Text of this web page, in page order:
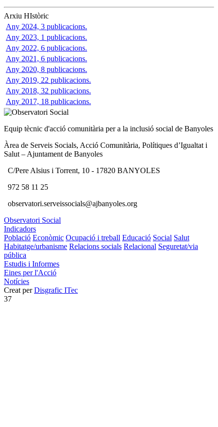
Arxiu HIstòric
Any 2024, 3 publicacions.
Any 2023, 1 publicacions.
Any 2022, 6 publicacions.
Any 2021, 6 publicacions.
Any 2020, 8 publicacions.
Any 2019, 22 publicacions.
Any 2018, 32 publicacions.
Any 2017, 18 publicacions.
Equip tècnic d'acció comunitària per a la inclusió social de Banyoles
Àrea de Serveis Socials, Acció Comunitària, Polítiques d’Igualtat i
Salut – Ajuntament de Banyoles
C/Pere Alsius i Torrent, 10 - 17820 BANYOLES
972 58 11 25
observatori.serveissocials@ajbanyoles.org
Observatori Social
Indicadors
Població Econòmic Ocupació i treball Educació Social Salut
Habitatge/urbanisme Relacions socials Relacional Seguretat/via
pública
Estudis i Informes
Eines per l'Acció
Notícies
Creat perDisgrafic ITec
37